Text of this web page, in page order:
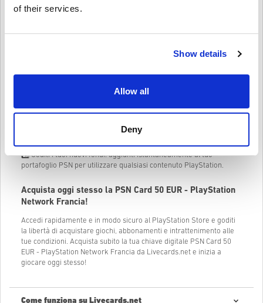
of their services.
Show details
Allow all
Deny
🔹 Noleggia o acquista film e programmi TV: goditi contenuti di
oggetti digitali.
Network Francia?
1️⃣ Accedi al tuo account PSN: accedi tramite console o dal sito web
2️⃣ Vai a "Riscatta codici": disponibile nel menu del PlayStation
3️⃣ Inserisci il tuo codice digitale: Inserisci il codice di 12 cifre
ricevuto dopo l'acquisto.
4️⃣ Goditi i tuoi nuovi fondi: aggiunti istantaneamente al tuo
portafoglio PSN per utilizzare qualsiasi contenuto PlayStation.
Acquista oggi stesso la PSN Card 50 EUR - PlayStation
Network Francia!
Accedi rapidamente e in modo sicuro al PlayStation Store e goditi
la libertà di acquistare giochi, abbonamenti e intrattenimento alle
tue condizioni. Acquista subito la tua chiave digitale PSN Card 50
EUR - PlayStation Network Francia da Livecards.net e inizia a
giocare oggi stesso!
Come funziona su Livecards.net